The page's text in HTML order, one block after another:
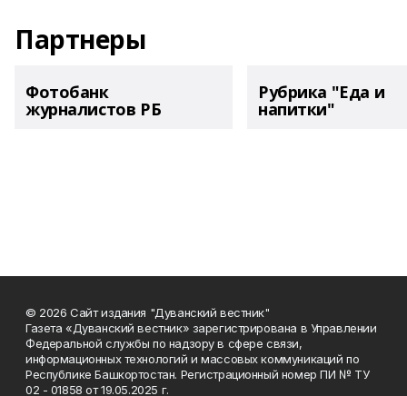
Партнеры
Фотобанк
журналистов РБ
Рубрика "Еда и
напитки"
© 2026 Сайт издания "Дуванский вестник"
Газета «Дуванский вестник» зарегистрирована в Управлении
Федеральной службы по надзору в сфере связи,
информационных технологий и массовых коммуникаций по
Республике Башкортостан. Регистрационный номер ПИ № ТУ
02 - 01858 от 19.05.2025 г.